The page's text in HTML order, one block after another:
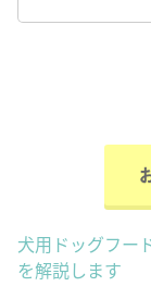
犬用ドッグフー
を解説します